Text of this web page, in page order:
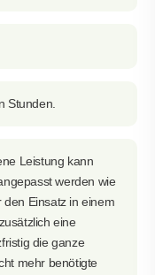
Stunden.
Leistung kann
werden wie
Einsatz in einem
eine
die ganze
mehr benötigte